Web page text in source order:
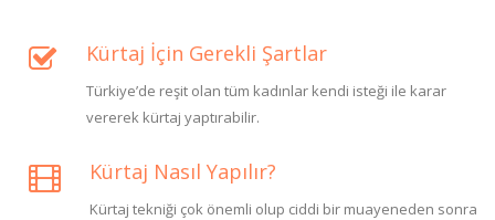
Kürtaj İçin Gerekli Şartlar
Türkiye’de reşit olan tüm kadınlar kendi isteği ile karar
vererek kürtaj yaptırabilir.
Kürtaj Nasıl Yapılır?
Kürtaj tekniği çok önemli olup ciddi bir muayeneden sonra